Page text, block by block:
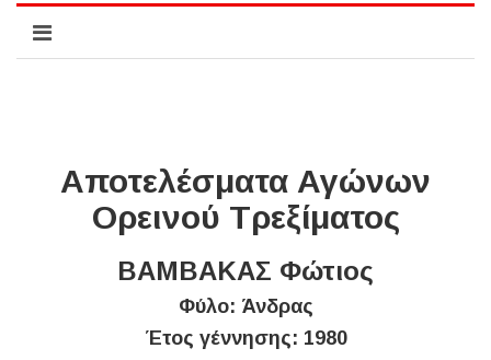
Αποτελέσματα Αγώνων
Ορεινού Τρεξίματος
ΒΑΜΒΑΚΑΣ Φώτιος
Φύλο: Άνδρας
Έτος γέννησης: 1980